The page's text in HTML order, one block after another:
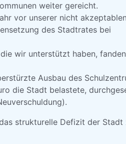
weiter gereicht.
vor unserer nicht akzeptablen
des Stadtrates bei
wir unterstützt haben,
Ausbau des
die Stadt belastete,
strukturelle Defizit der Stadt